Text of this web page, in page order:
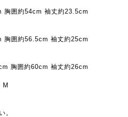
胸囲約54cm 袖丈約23.5cm
胸囲約56.5cm 袖丈約25cm
胸囲約60cm 袖丈約26cm
M
。